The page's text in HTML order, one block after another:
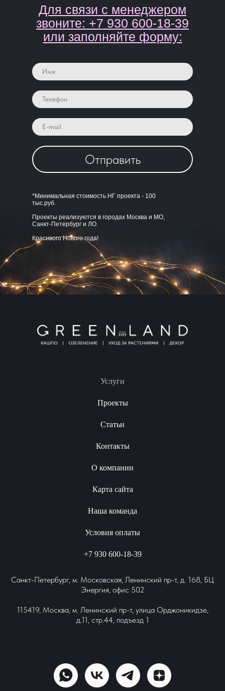
Отправить
Для связи с менеджером
звоните: +7 930 600-18-39
или заполняйте форму:
*Минимальная стоимость НГ проекта - 100
тыс.руб.
Проекты реализуются в городах Москва и МО,
Санкт-Петербург и ЛО.
Красивого Нового года!
Услуги
Проекты
Статьи
Контакты
О компании
Карта сайта
Наша команда
Условия оплаты
+7 930 600-18-39
Санкт-Петербург, м. Московская, Ленинский пр-т, д. 168, БЦ
Энергия, офис 502
115419, Москва, м. Ленинский пр-т, улица Орджоникидзе,
д.11, стр.44, подъезд 1